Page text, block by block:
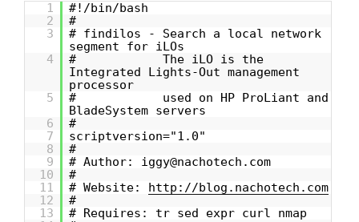
1
#!/bin/bash
2
#
3
# findilos - Search a local network
segment for iLOs
4
# The iLO is the
Integrated Lights-Out management
processor
5
# used on HP ProLiant and
BladeSystem servers
6
#
7
scriptversion="1.0"
8
#
9
# Author: iggy@nachotech.com
10
#
11
# Website: http://blog.nachotech.com
12
#
13
# Requires: tr sed expr curl nmap